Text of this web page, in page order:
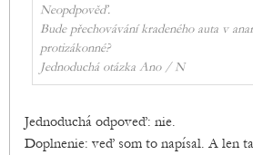
Neopdpověď.
Bude přechovávání kradeného auta v
protizákonné?
Jednoduchá otázka Ano / N
Jednoduchá odpoveď: nie.
Doplnenie: veď som to napísal. A len